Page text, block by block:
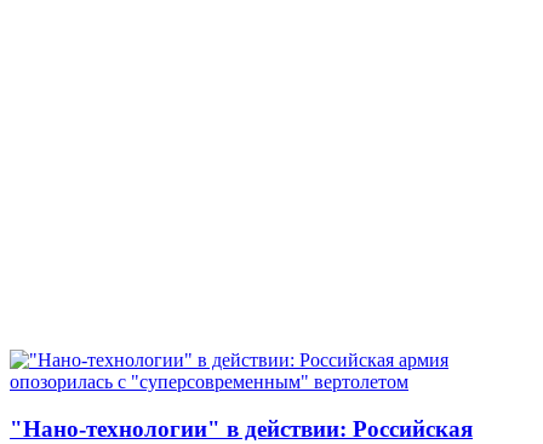
"Нано-технологии" в действии: Российская